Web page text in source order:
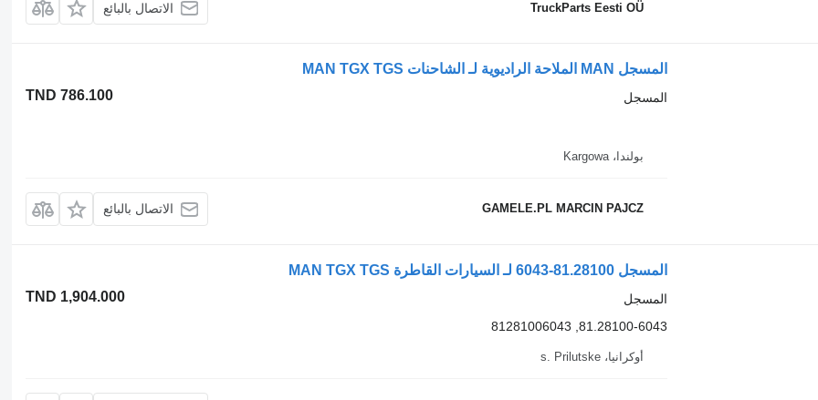
TruckParts Eesti OÜ الاتصال بالبائع
المسجل MAN الملاحة الراديوية لـ الشاحنات MAN TGX TGS
TND 786.100
المسجل
بولندا، Kargowa
GAMELE.PL MARCIN PAJCZ الاتصال بالبائع
المسجل 81.28100-6043 لـ السيارات القاطرة MAN TGX TGS
TND 1,904.000
المسجل
81.28100-6043, 81281006043
أوكرانيا، s. Prilutske